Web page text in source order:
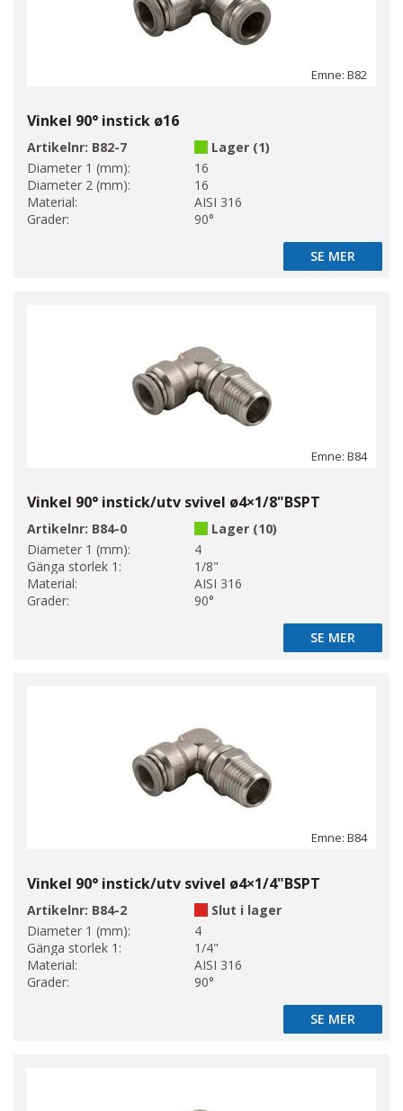
Emne: B82
Vinkel 90° instick ø16
Artikelnr: B82-7
Lager (1)
Diameter 1 (mm):
16
Diameter 2 (mm):
16
Material:
AISI 316
Grader:
90°
SE MER
SE MER
Emne: B84
Vinkel 90° instick/utv svivel ø4×1/8"BSPT
Artikelnr: B84-0
Lager (10)
Diameter 1 (mm):
4
Gänga storlek 1:
1/8"
Material:
AISI 316
Grader:
90°
SE MER
SE MER
Emne: B84
Vinkel 90° instick/utv svivel ø4×1/4"BSPT
Artikelnr: B84-2
Slut i lager
Diameter 1 (mm):
4
Gänga storlek 1:
1/4"
Material:
AISI 316
Grader:
90°
SE MER
SE MER